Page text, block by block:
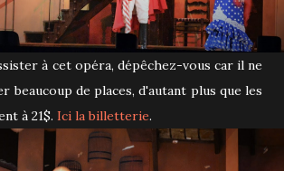
à cet opéra, dépêchez-vous car il ne
beaucoup de places, d'autant plus que les
à 21$. Ici la billetterie.